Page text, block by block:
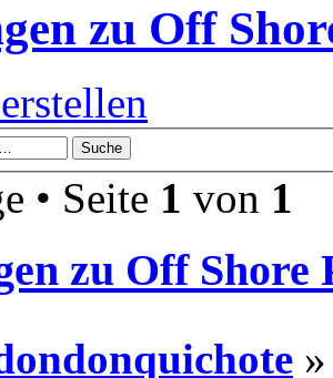
zu Off
• Seite 1 von 1
zu Off Shore